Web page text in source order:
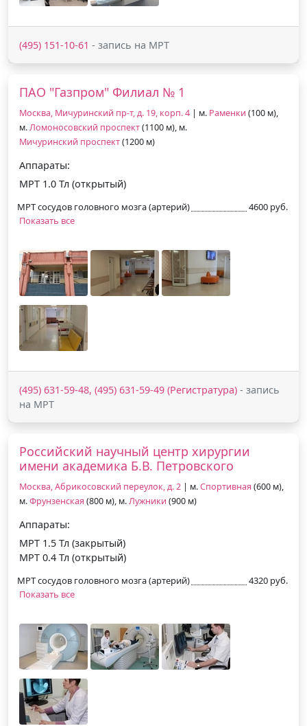
(495) 151-10-61 - запись на МРТ
ПАО "Газпром" Филиал № 1
Москва, Мичуринский пр-т, д. 19, корп. 4 | м. Раменки (100 м),
м.Ломоносовский проспект(1100 м), м.
Мичуринский проспект(1200 м)
Аппараты:
МРТ 1.0 Тл (открытый)
МРТ сосудов головного мозга (артерий)
4600 руб.
Показать все
(495) 631-59-48, (495) 631-59-49 (Регистратура) - запись
на МРТ
Российский научный центр хирургии
имени академика Б.В. Петровского
Москва, Абрикосовский переулок, д. 2 | м.Спортивная (600 м),
м.Фрунзенская (800 м), м.Лужники (900 м)
Аппараты:
МРТ 1.5 Тл (закрытый)
МРТ 0.4 Тл (открытый)
МРТ сосудов головного мозга (артерий)
4320 руб.
Показать все